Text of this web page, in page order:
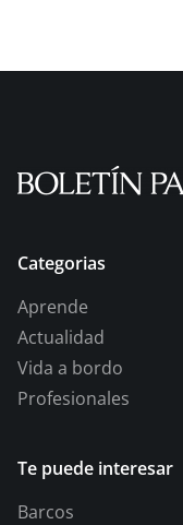
Categorias
Aprende
Actualidad
Vida a bordo
Profesionales
Te puede interesar
Barcos